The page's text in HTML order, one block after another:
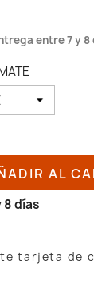
entre 7 y 8
AL
8 días
tarjeta de